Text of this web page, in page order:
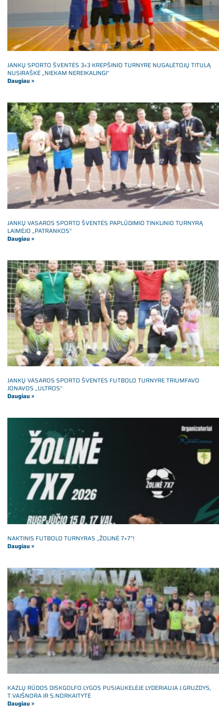
JANKŲ SPORTO ŠVENTĖS 3×3 KREPŠINIO TURNYRE NUGALĖTOJŲ TITULĄ
NUSIRAŠKĖ „NIEKAM NEREIKALINGI“
Daugiau »
JANKŲ VASAROS SPORTO ŠVENTĖS PAPLŪDIMIO TINKLINIO TURNYRĄ
LAIMĖJO „PATRANKOS“
Daugiau »
JANKŲ VASAROS SPORTO ŠVENTĖS FUTBOLO TURNYRE TRIUMFAVO
JONAVOS „ULTROS“
Daugiau »
NAKTINIS FUTBOLO TURNYRAS „ŽOLINĖ 7×7”!
Daugiau »
KAZLŲ RŪDOS DISKGOLFO LYGOS PUSIAUKELĖJE LYDERIAUJA J.GRUZDYS,
T.VAIŠNORA IR S.NORKAITYTĖ
Daugiau »